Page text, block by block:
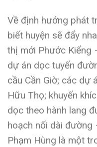
Về định hướng phát
biết huyện sẽ đẩy
thị mới Phước Kiểng
dự án dọc tuyến
cầu Cần Giờ; các dự
Hữu Thọ; khuyến
dọc theo hành lang
hoạch nối dài
Phạm Hùng là một